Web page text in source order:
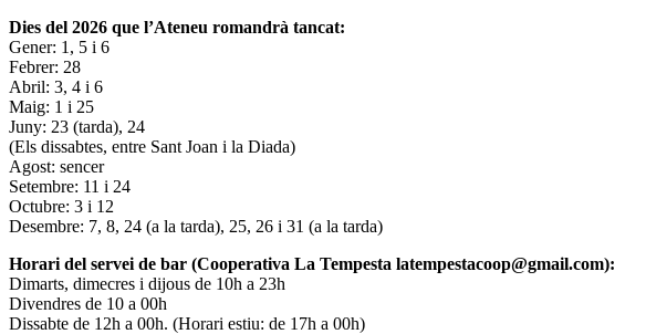
Dies del 2026 que l’Ateneu romandrà tancat:
Gener: 1, 5 i 6
Febrer: 28
Abril: 3, 4 i 6
Maig: 1 i 25
Juny: 23 (tarda), 24
(Els dissabtes, entre Sant Joan i la Diada)
Agost: sencer
Setembre: 11 i 24
Octubre: 3 i 12
Desembre: 7, 8, 24 (a la tarda), 25, 26 i 31 (a la tarda)
Horari del servei de bar (Cooperativa La Tempesta latempestacoop@gmail.com):
Dimarts, dimecres i dijous de 10h a 23h
Divendres de 10 a 00h
Dissabte de 12h a 00h. (Horari estiu: de 17h a 00h)